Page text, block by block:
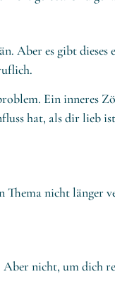
Aber es gibt dieses
Ein inneres
hat, als dir lieb
nicht länger
nicht, um dich